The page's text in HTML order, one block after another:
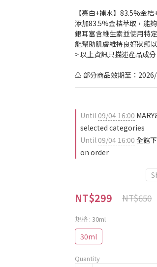
【亮白+補水】83.5%金
添加83.5%金桔萃取，能
銀耳富含維生素並使用特
能幫助肌膚維持良好狀態
> 以上資訊只描述產品成
⚠️ 部分商品效期至：
Until09/04 16:00
selected categories
Until09/04 16:00 全館
on order
NT$299 NT$650
規格 : 30ml
30ml
Quantity